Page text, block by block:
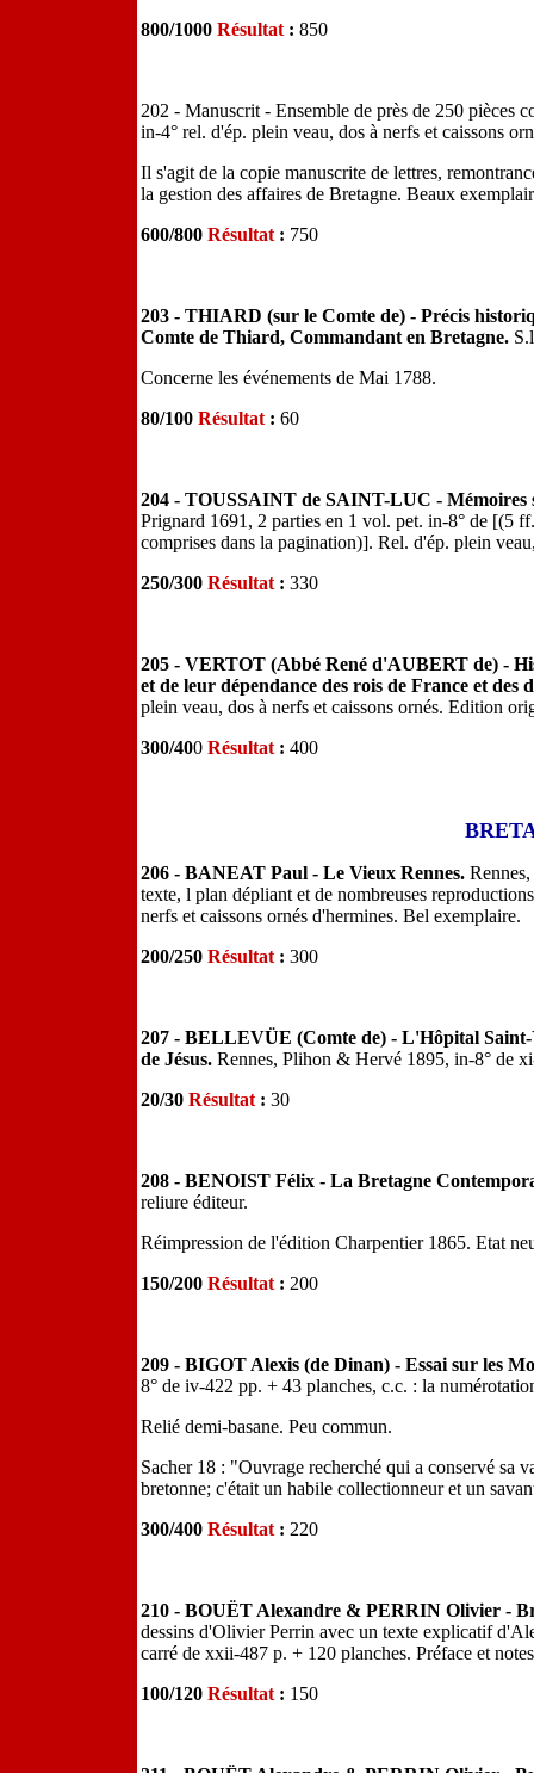
800/1000 Résultat : 850
202 - Manuscrit - Ensemble de près de 250 pièces
in-4° rel. d'ép. plein veau, dos à nerfs et caissons
Il s'agit de la copie manuscrite de lettres,
la gestion des affaires de Bretagne. Beaux
600/800 Résultat : 750
203 - THIARD (sur le Comte de) - Précis
Comte de Thiard, Commandant en Bretagne.
Concerne les événements de Mai 1788.
80/100 Résultat : 60
204 - TOUSSAINT de SAINT-LUC - Mémoires
Prignard 1691, 2 parties en 1 vol. pet. in-8° de [(5
comprises dans la pagination)]. Rel. d'ép. plein
250/300 Résultat : 330
205 - VERTOT (Abbé René d'AUBERT de) -
et de leur dépendance des rois de France et des
plein veau, dos à nerfs et caissons ornés. Edition
300/400 Résultat : 400
206 - BANEAT Paul - Le Vieux Rennes.
texte, l plan dépliant et de nombreuses
nerfs et caissons ornés d'hermines. Bel exemplaire.
200/250 Résultat : 300
207 - BELLEVÜE (Comte de) - L'Hôpital Saint-
de Jésus. Rennes, Plihon & Hervé 1895, in-8° de
20/30 Résultat : 30
208 - BENOIST Félix - La Bretagne
reliure éditeur.
Réimpression de l'édition Charpentier 1865. Etat
150/200 Résultat : 200
209 - BIGOT Alexis (de Dinan) - Essai sur les
8° de iv-422 pp. + 43 planches, c.c. : la
Relié demi-basane. Peu commun.
Sacher 18 : "Ouvrage recherché qui a conservé sa
bretonne; c'était un habile collectionneur et un
300/400 Résultat : 220
210 - BOUËT Alexandre & PERRIN Olivier -
dessins d'Olivier Perrin avec un texte explicatif
carré de xxii-487 p. + 120 planches. Préface et
100/120 Résultat : 150